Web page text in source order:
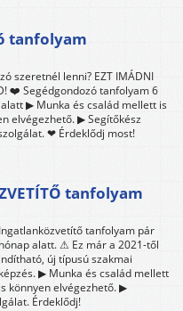
tanfolyam
szeretnél lenni? EZT IMÁDNI
❤️ Segédgondozó tanfolyam 6
▶ Munka és család mellett is
elvégezhető. ▶ Segítőkész
❤ Érdeklődj most!
tanfolyam
Ingatlanközvetítő tanfolyam pár
hónap alatt. ⚠ Ez már a 2021-től
indítható, új típusú szakmai
képzés. ▶ Munka és család mellett
is könnyen elvégezhető. ▶
Érdeklődj!